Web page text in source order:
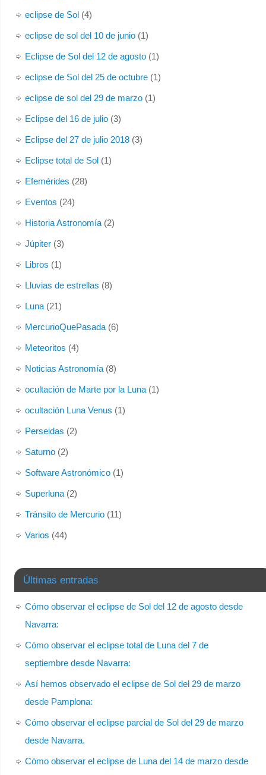
eclipse de Sol(4)
eclipse de sol del 10 de junio(1)
Eclipse de Sol del 12 de agosto(1)
eclipse de Sol del 25 de octubre(1)
eclipse de sol del 29 de marzo(1)
Eclipse del 16 de julio(3)
Eclipse del 27 de julio 2018(3)
Eclipse total de Sol(1)
Efemérides (28)
Eventos (24)
Historia Astronomía(2)
Júpiter(3)
Libros (1)
Lluvias de estrellas (8)
Luna(21)
MercurioQuePasada(6)
Meteoritos (4)
Noticias Astronomía(8)
ocultación de Marte por la Luna(1)
ocultación Luna Venus (1)
Perseidas (2)
Saturno(2)
Software Astronómico(1)
Superluna(2)
Tránsito de Mercurio(11)
Varios (44)
Últimas entradas
Cómo observar el eclipse de Sol del 12 de agosto desde
Navarra:
Cómo observar el eclipse total de Luna del 7 de
septiembre desde Navarra:
Así hemos observado el eclipse de Sol del 29 de marzo
desde Pamplona:
Cómo observar el eclipse parcial de Sol del 29 de marzo
desde Navarra.
Cómo observar el eclipse de Luna del 14 de marzo desde